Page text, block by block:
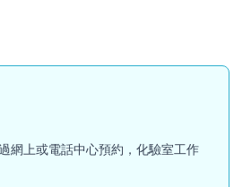
網上或電話中心預約，化驗室工作